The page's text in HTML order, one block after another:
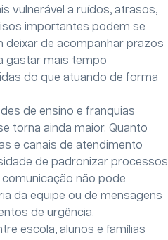
vulnerável a ruídos, atrasos,
importantes podem se
deixar de acompanhar prazos
gastar mais tempo
do que atuando de forma
de ensino e franquias
torna ainda maior. Quanto
e canais de atendimento
de padronizar processos
não pode
da equipe ou de mensagens
de urgência.
escola, alunos e famílias